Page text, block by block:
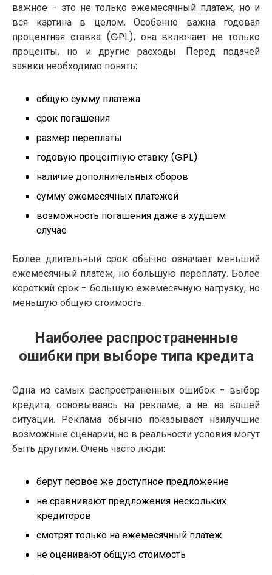
важное - это не только ежемесячный платеж, но и
вся картина в целом. Особенно важна годовая
процентная ставка (GPL), она включает не только
проценты, но и другие расходы. Перед подачей
заявки необходимо понять:
общую сумму платежа
срок погашения
размер переплаты
годовую процентную ставку (GPL)
наличие дополнительных сборов
сумму ежемесячных платежей
возможность погашения даже в худшем
случае
Более длительный срок обычно означает меньший
ежемесячный платеж, но большую переплату. Более
короткий срок - большую ежемесячную нагрузку, но
меньшую общую стоимость.
Наиболее распространенные
ошибки при выборе типа кредита
Одна из самых распространенных ошибок - выбор
кредита, основываясь на рекламе, а не на вашей
ситуации. Реклама обычно показывает наилучшие
возможные сценарии, но в реальности условия могут
быть другими. Очень часто люди:
берут первое же доступное предложение
не сравнивают предложения нескольких
кредиторов
смотрят только на ежемесячный платеж
не оценивают общую стоимость